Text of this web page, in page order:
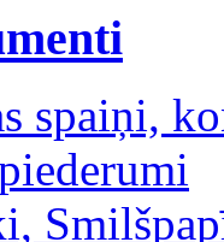
spaiņi,